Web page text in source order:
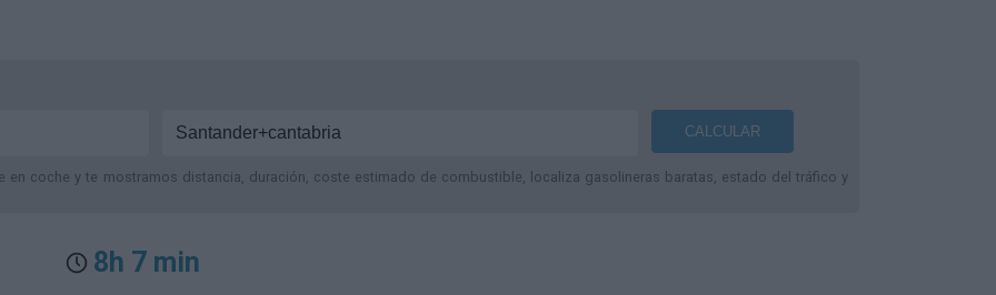
en coche y te mostramos distancia, duración, coste estimado de combustible, localiza gasolineras baratas, estado del tráfico y
8h 7 min